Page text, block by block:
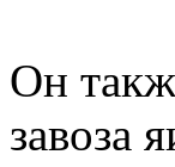
Он
завоза